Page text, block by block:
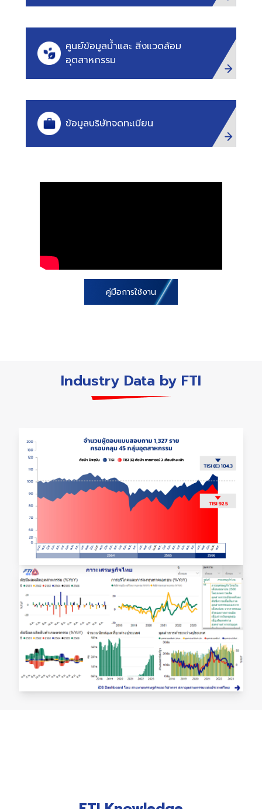
ศูนย์ข้อมูลน้ำและ สิ่งแวดล้อม
อุตสาหกรรม
ข้อมูลบริษัทจดทะเบียน
คู่มือการใช้งาน
Industry Data by FTI